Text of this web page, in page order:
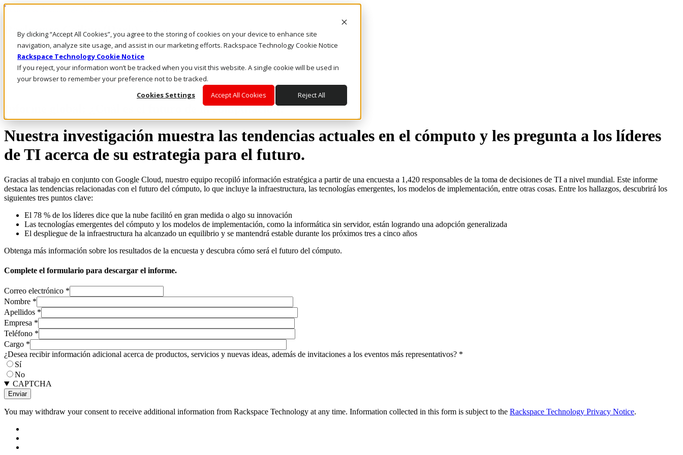
By clicking “Accept All Cookies”, you agree to the storing of cookies on your device to enhance site
navigation, analyze site usage, and assist in our marketing efforts. Rackspace Technology Cookie Notice
Rackspace Technology Cookie Notice
If you reject, your information won’t be tracked when you visit this website. A single cookie will be used in
your browser to remember your preference not to be tracked.
Cookies Settings
Accept All Cookies Reject All
Rackspace Technology: Multicloud Solution Experts
Rackspace Ceiling (Dark)
Call Us
Live Chat
Informe global: ¿Cuál es el futuro de la computación?
Nuestra investigación muestra las tendencias actuales en el cómputo y les pregunta a los líderes
de TI acerca de su estrategia para el futuro.
Gracias al trabajo en conjunto con Google Cloud, nuestro equipo recopiló información estratégica a partir de una encuesta a 1,420 responsables de la toma de decisiones de TI a nivel mundial. Este informe
destaca las tendencias relacionadas con el futuro del cómputo, lo que incluye la infraestructura, las tecnologías emergentes, los modelos de implementación, entre otras cosas. Entre los hallazgos, descubrirá los
siguientes tres puntos clave:
El 78 % de los líderes dice que la nube facilitó en gran medida o algo su innovación
Las tecnologías emergentes del cómputo y los modelos de implementación, como la informática sin servidor, están logrando una adopción generalizada
El despliegue de la infraestructura ha alcanzado un equilibrio y se mantendrá estable durante los próximos tres a cinco años
Obtenga más información sobre los resultados de la encuesta y descubra cómo será el futuro del cómputo.
Complete el formulario para descargar el informe.
Correo electrónico *
Nombre *
Apellidos *
Empresa *
Teléfono *
Cargo *
¿Desea recibir información adicional acerca de productos, servicios y nuevas ideas, además de invitaciones a los eventos más representativos? *
Sí
No
CAPTCHA
You may withdraw your consent to receive additional information from Rackspace Technology at any time. Information collected in this form is subject to the Rackspace Technology Privacy Notice.